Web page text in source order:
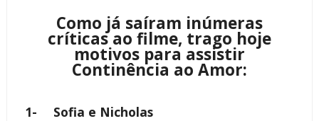
Como já saíram inúmeras
críticas ao filme, trago hoje
motivos para assistir
Continência ao Amor:
1- Sofia e Nicholas